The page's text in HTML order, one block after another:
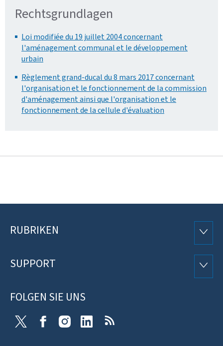
Rechtsgrundlagen
Loi modifiée du 19 juillet 2004 concernant
l'aménagement communal et le développement
urbain
Règlement grand-ducal du 8 mars 2017 concernant
l'organisation et le fonctionnement de la commission
d'aménagement ainsi que l'organisation et le
fonctionnement de la cellule d'évaluation
Footer
RUBRIKEN
SUPPORT
FOLGEN SIE UNS
FacebookInstagramLinkedin